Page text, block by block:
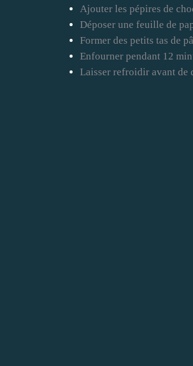
Ajouter les pépires de
Déposer une feuille de
Former des petits tas de
Enfourner pendant 12
Laisser refroidir avant de